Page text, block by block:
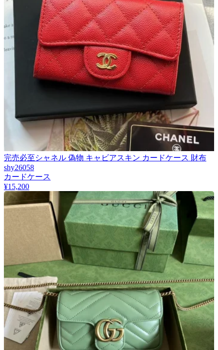
完売必至シャネル 偽物 キャビアスキン カードケース 財布
shy26058
カードケース
¥15,200